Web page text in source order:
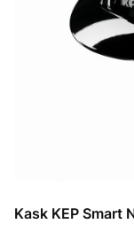
Kask KEP Smart